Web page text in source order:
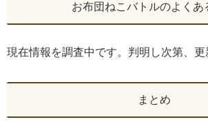
お布団ねこバトルのよくあ
現在情報を調査中です。判明し次第、更
まとめ